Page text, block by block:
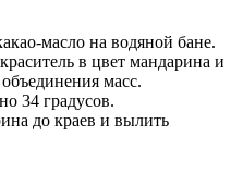
масло на водяной бане.
в цвет мандарина и
масс.
34 градусов.
до краев и вылить